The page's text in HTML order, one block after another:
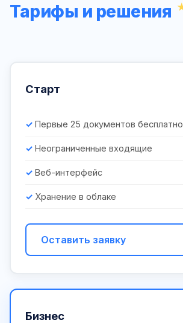
Тарифы и решения
Старт
Первые 25 документов бесплатно
Неограниченные входящие
Веб-интерфейс
Хранение в облаке
Оставить заявку
Бизнес